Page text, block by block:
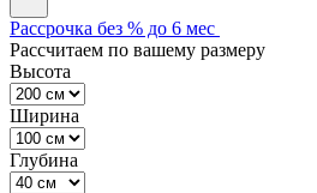
Рассрочка без % до 6 мес
Рассчитаем по вашему размеру
Высота
Ширина
Глубина